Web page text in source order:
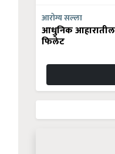
आरोग्य सल्ला
आधुनिक आहारातील
फिलेट